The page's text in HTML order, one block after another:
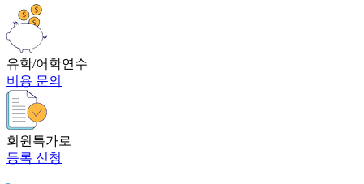
유학/어학연수
비용 문의
회원특가로
등록 신청